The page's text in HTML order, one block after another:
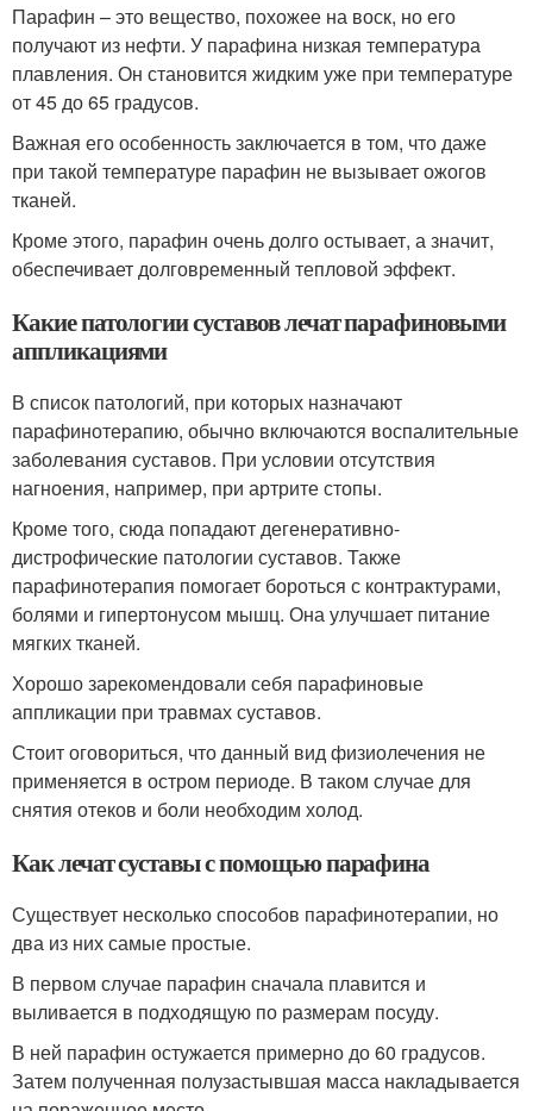
Парафин – это вещество, похожее на воск, но его
получают из нефти. У парафина низкая температура
плавления. Он становится жидким уже при температуре
от 45 до 65 градусов.
Важная его особенность заключается в том, что даже
при такой температуре парафин не вызывает ожогов
тканей.
Кроме этого, парафин очень долго остывает, а значит,
обеспечивает долговременный тепловой эффект.
Какие патологии суставов лечат парафиновыми
аппликациями
В список патологий, при которых назначают
парафинотерапию, обычно включаются воспалительные
заболевания суставов. При условии отсутствия
нагноения, например, при артрите стопы.
Кроме того, сюда попадают дегенеративно-
дистрофические патологии суставов. Также
парафинотерапия помогает бороться с контрактурами,
болями и гипертонусом мышц. Она улучшает питание
мягких тканей.
Хорошо зарекомендовали себя парафиновые
аппликации при травмах суставов.
Стоит оговориться, что данный вид физиолечения не
применяется в остром периоде. В таком случае для
снятия отеков и боли необходим холод.
Как лечат суставы с помощью парафина
Существует несколько способов парафинотерапии, но
два из них самые простые.
В первом случае парафин сначала плавится и
выливается в подходящую по размерам посуду.
В ней парафин остужается примерно до 60 градусов.
Затем полученная полузастывшая масса накладывается